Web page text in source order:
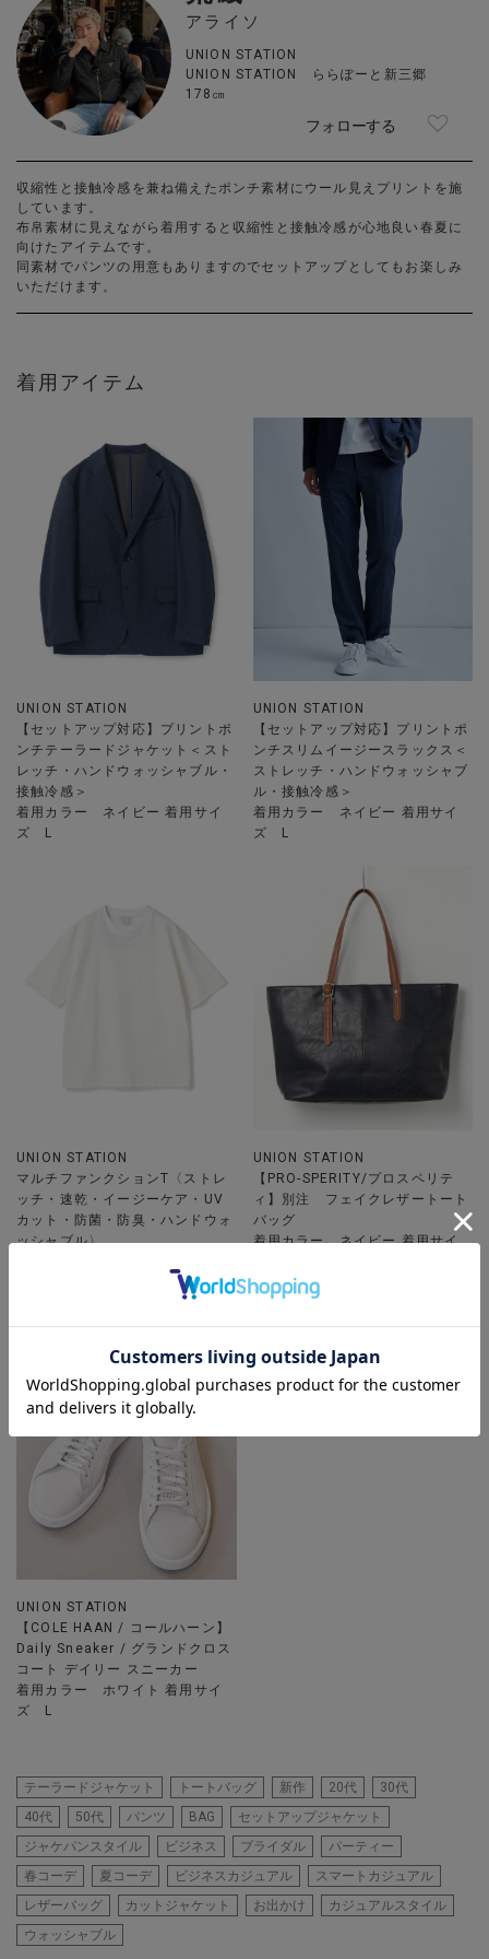
アライソ
UNION STATION
UNION STATION ららぽーと新三郷
178㎝
フォローする
収縮性と接触冷感を兼ね備えたポンチ素材にウール見えプリントを施
しています。
布帛素材に見えながら着用すると収縮性と接触冷感が心地良い春夏に
向けたアイテムです。
同素材でパンツの用意もありますのでセットアップとしてもお楽しみ
いただけます。
着用アイテム
UNION STATION
【セットアップ対応】プリントポ
ンチテーラードジャケット＜スト
レッチ・ハンドウォッシャブル・
接触冷感＞
着用カラー ネイビー 着用サイ
ズ L
UNION STATION
【セットアップ対応】プリントポ
ンチスリムイージースラックス＜
ストレッチ・ハンドウォッシャブ
ル・接触冷感＞
着用カラー ネイビー 着用サイ
ズ L
UNION STATION
マルチファンクションT〈ストレ
ッチ・速乾・イージーケア・UV
カット・防菌・防臭・ハンドウォ
ッシャブル〉
UNION STATION
【PRO-SPERITY/プロスペリテ
ィ】別注 フェイクレザートート
バッグ
着用カラー ネイビー 着用サイ
UNION STATION
【COLE HAAN / コールハーン】
Daily Sneaker / グランドクロス
コート デイリー スニーカー
着用カラー ホワイト 着用サイ
ズ L
テーラードジャケット トートバッグ 新作 20代
30代
40代
50代 パンツ BAG
セットアップジャケット
ジャケパンスタイル
ビジネス ブライダル
パーティー
春コーデ
夏コーデ ビジネスカジュアル
スマートカジュアル
レザーバッグ
カットジャケット お出かけ
カジュアルスタイル
ウォッシャブル